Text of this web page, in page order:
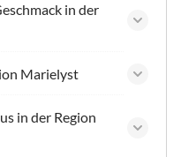
in der
Marielyst
in der Region